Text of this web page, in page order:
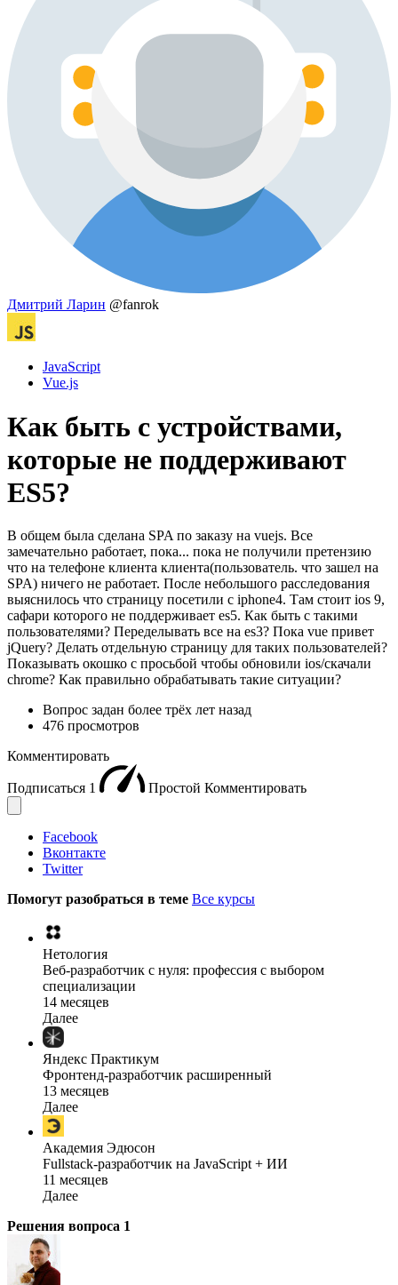
Дмитрий Ларин @fanrok
JavaScript
Vue.js
Как быть с устройствами,
которые не поддерживают
ES5?
В общем была сделана SPA по заказу на vuejs. Все
замечательно работает, пока... пока не получили претензию
что на телефоне клиента клиента(пользователь. что зашел на
SPA) ничего не работает. После небольшого расследования
выяснилось что страницу посетили с iphone4. Там стоит ios 9,
сафари которого не поддерживает es5. Как быть с такими
пользователями? Переделывать все на es3? Пока vue привет
jQuery? Делать отдельную страницу для таких пользователей?
Показывать окошко с просьбой чтобы обновили ios/скачали
chrome? Как правильно обрабатывать такие ситуации?
Вопрос задан более трёх лет назад
476 просмотров
Комментировать
Подписаться 1 Простой Комментировать
Facebook
Вконтакте
Twitter
Помогут разобраться в теме Все курсы
Нетология
Веб-разработчик с нуля: профессия с выбором
специализации
14 месяцев
Далее
Яндекс Практикум
Фронтенд-разработчик расширенный
13 месяцев
Далее
Академия Эдюсон
Fullstack-разработчик на JavaScript + ИИ
11 месяцев
Далее
Решения вопроса 1